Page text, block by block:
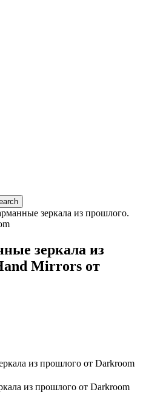
зеркала из прошлого.
зеркала из
Mirrors от
из прошлого от Darkroom